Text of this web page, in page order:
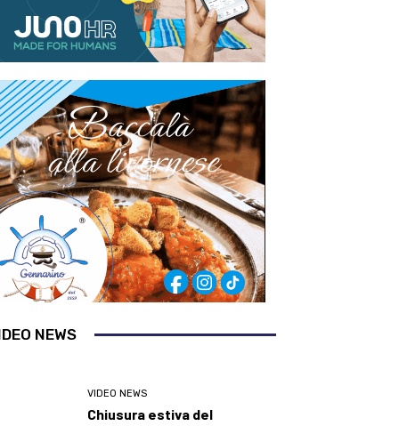
NEWS
VIDEO NEWS
Chiusura estiva del